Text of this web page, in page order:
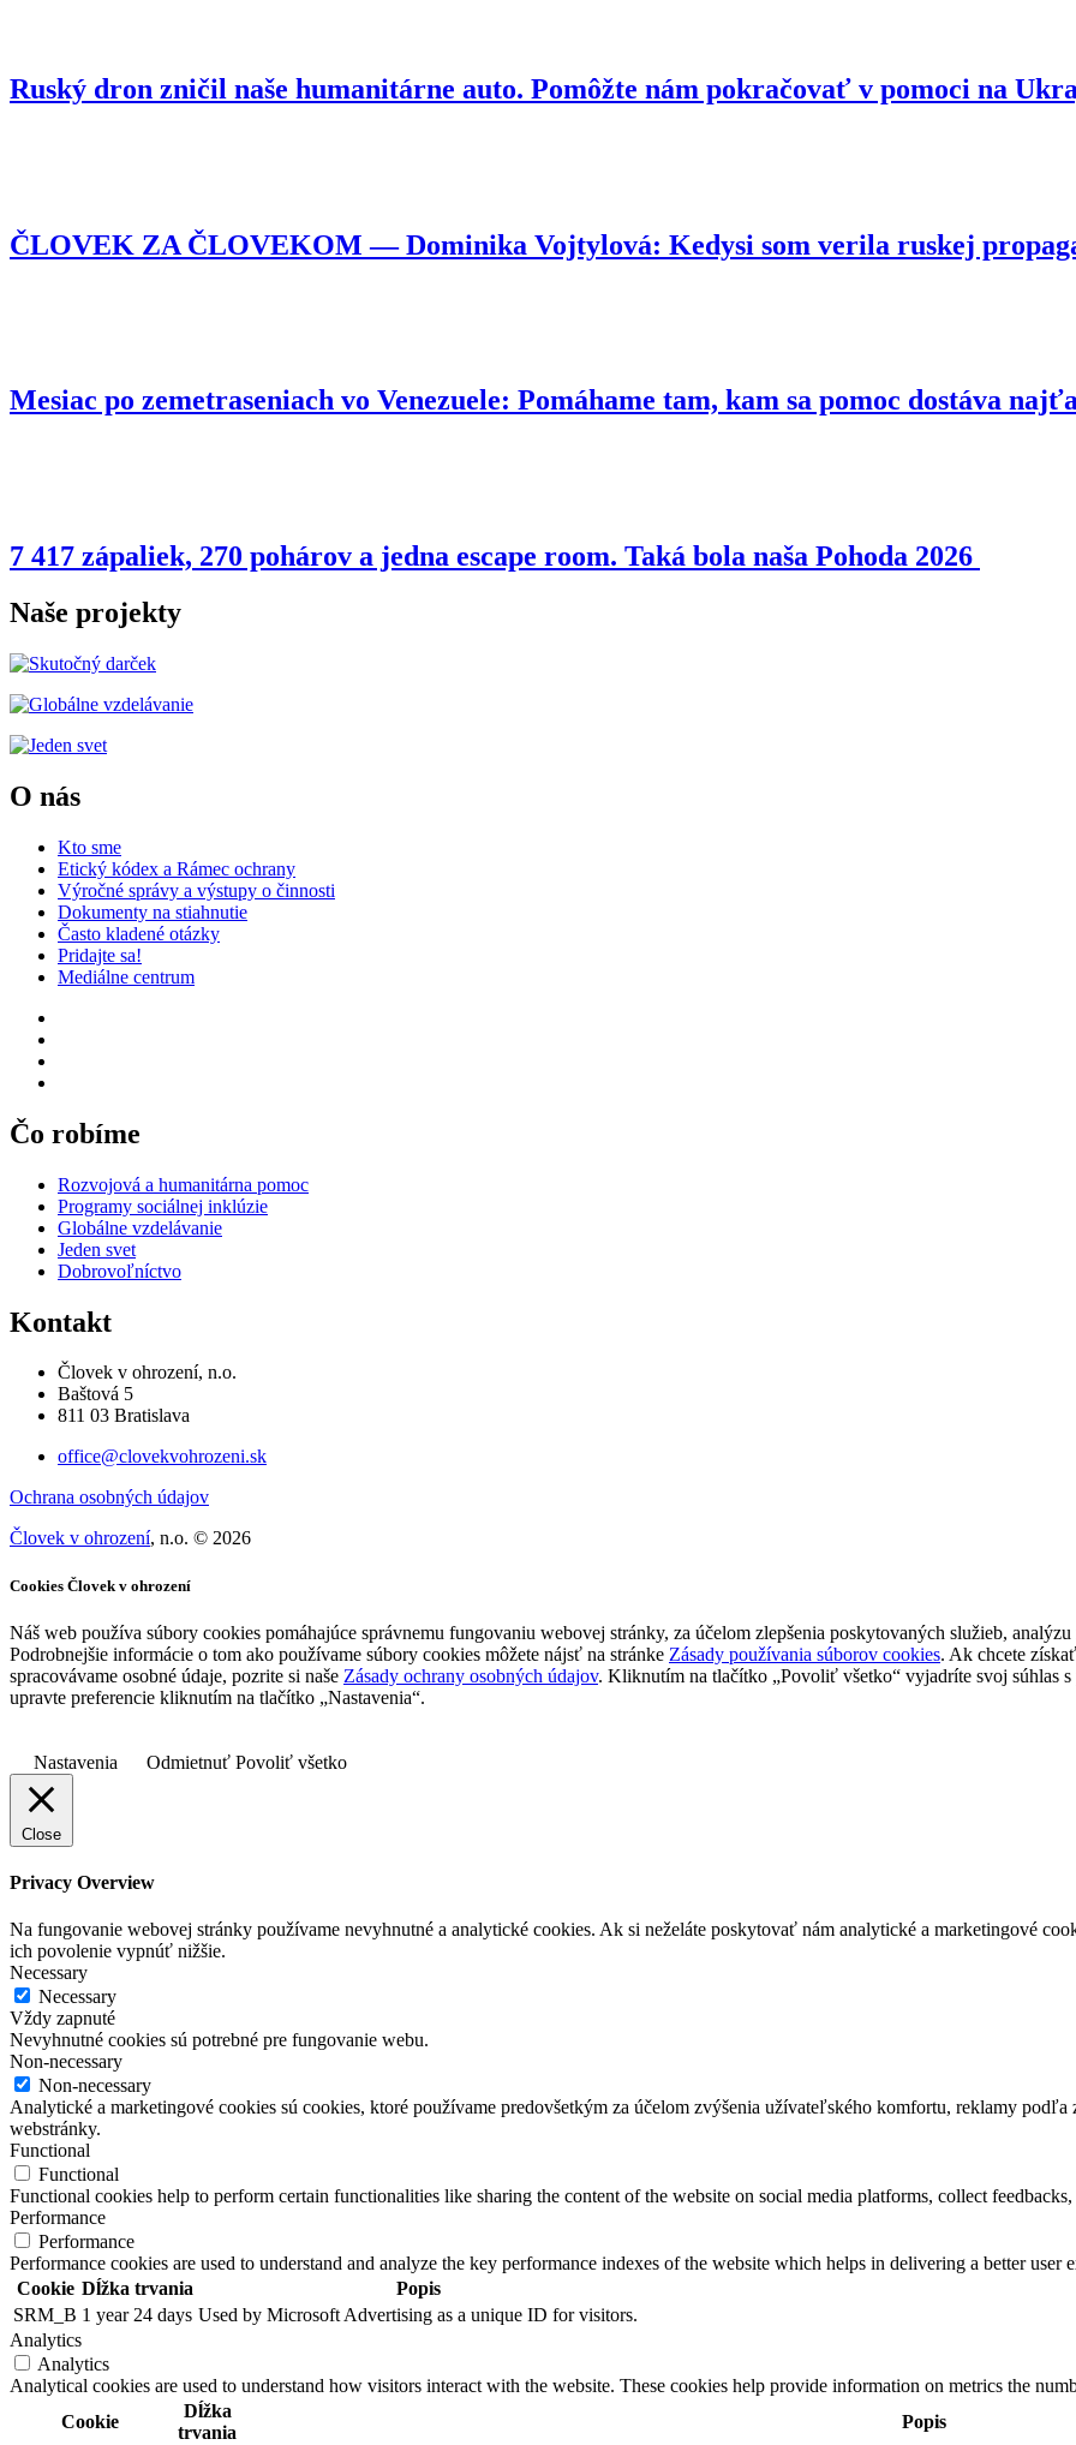
Ruský dron zničil naše humanitárne auto. Pomôžte nám pokračovať v pomoci na
ČLOVEK ZA ČLOVEKOM — Dominika Vojtylová: Kedysi som verila ruskej
Mesiac po zemetraseniach vo Venezuele: Pomáhame tam, kam sa pomoc dostáva
7 417 zápaliek, 270 pohárov a jedna escape room. Taká bola naša Pohoda 2026
Naše projekty
O nás
Kto sme
Etický kódex a Rámec ochrany
Výročné správy a výstupy o činnosti
Dokumenty na stiahnutie
Často kladené otázky
Pridajte sa!
Mediálne centrum
Čo robíme
Rozvojová a humanitárna pomoc
Programy sociálnej inklúzie
Globálne vzdelávanie
Jeden svet
Dobrovoľníctvo
Kontakt
Človek v ohrození, n.o.
Baštová 5
811 03 Bratislava
office@clovekvohrozeni.sk
Ochrana osobných údajov
Človek v ohrození, n.o. © 2026
Cookies Človek v ohrození
Náš web používa súbory cookies pomáhajúce správnemu fungovaniu webovej stránky, za účelom zlepšenia poskytovaných služieb,
Podrobnejšie informácie o tom ako používame súbory cookies môžete nájsť na stránke Zásady používania súborov cookies. Ak chcete
spracovávame osobné údaje, pozrite si naše Zásady ochrany osobných údajov. Kliknutím na tlačítko „Povoliť všetko“ vyjadríte svoj súhlas
upravte preferencie kliknutím na tlačítko „Nastavenia“.
Nastavenia Odmietnuť Povoliť všetko
Close
Privacy Overview
Na fungovanie webovej stránky používame nevyhnutné a analytické cookies. Ak si neželáte poskytovať nám analytické a marketingové
ich povolenie vypnúť nižšie.
Necessary
Necessary
Vždy zapnuté
Nevyhnutné cookies sú potrebné pre fungovanie webu.
Non-necessary
Non-necessary
Analytické a marketingové cookies sú cookies, ktoré používame predovšetkým za účelom zvýšenia užívateľského komfortu, reklamy
webstránky.
Functional
Functional
Functional cookies help to perform certain functionalities like sharing the content of the website on social media platforms, collect
Performance
Performance
Performance cookies are used to understand and analyze the key performance indexes of the website which helps in delivering a better user
Cookie Dĺžka trvania
Popis
SRM_B 1 year 24 days Used by Microsoft Advertising as a unique ID for visitors.
Analytics
Analytics
Analytical cookies are used to understand how visitors interact with the website. These cookies help provide information on metrics the
Cookie
Dĺžka
trvania
Popis